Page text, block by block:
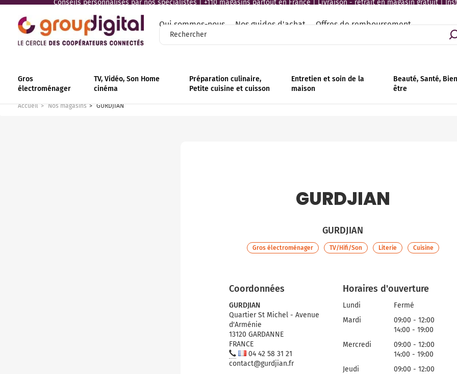
Conseils personnalisés par nos spécialistes | +110 magasins partout en France | Livraison - retrait en magasin gratuit |
Qui sommes-nous Nos guides d'achat Offres de remboursement
Gros
électroménager
TV, Vidéo, Son Home
cinéma
Préparation culinaire,
Petite cuisine et cuisson
Entretien et soin de la
maison
Beauté, Santé,
être
Accueil Nos magasins GURDJIAN
GURDJIAN
GURDJIAN
Gros électroménager TV/Hifi/Son Literie Cuisine
Coordonnées
GURDJIAN
Quartier St Michel - Avenue
d'Arménie
13120 GARDANNE
FRANCE
04 42 58 31 21
contact@gurdjian.fr
Horaires d'ouverture
Lundi
Fermé
Mardi
09:00 - 12:00
14:00 - 19:00
Mercredi
09:00 - 12:00
14:00 - 19:00
Jeudi
09:00 - 12:00